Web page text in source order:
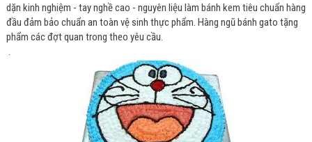
dặn kinh nghiệm - tay nghề cao - nguyên liệu làm bánh kem tiêu chuẩn hàng
đầu đảm bảo chuẩn an toàn vệ sinh thực phẩm. Hàng ngũ bánh gato tặng
phẩm các đợt quan trong theo yêu cầu.